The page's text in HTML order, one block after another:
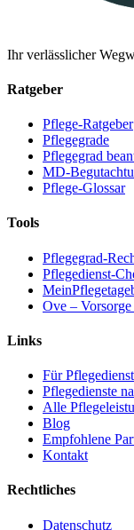
Ihr verlässlicher
Ratgeber
Pflege-Ratgeber
Pflegegrade
Pflegegrad
MD-
Pflege-Glossar
Tools
Pflegegrad-
Pflegedienst-
Ove – Vorsorge
Links
Für
Pflegedienste
Alle
Blog
Empfohlene
Kontakt
Rechtliches
Datenschutz